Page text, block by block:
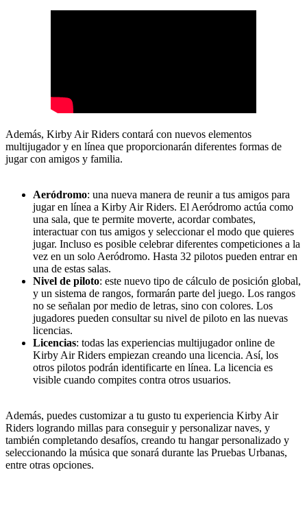
Además, Kirby Air Riders contará con nuevos elementos
multijugador y en línea que proporcionarán diferentes formas de
jugar con amigos y familia.
Aeródromo: una nueva manera de reunir a tus amigos para
jugar en línea a Kirby Air Riders. El Aeródromo actúa como
una sala, que te permite moverte, acordar combates,
interactuar con tus amigos y seleccionar el modo que quieres
jugar. Incluso es posible celebrar diferentes competiciones a la
vez en un solo Aeródromo. Hasta 32 pilotos pueden entrar en
una de estas salas.
Nivel de piloto: este nuevo tipo de cálculo de posición global,
y un sistema de rangos, formarán parte del juego. Los rangos
no se señalan por medio de letras, sino con colores. Los
jugadores pueden consultar su nivel de piloto en las nuevas
licencias.
Licencias: todas las experiencias multijugador online de
Kirby Air Riders empiezan creando una licencia. Así, los
otros pilotos podrán identificarte en línea. La licencia es
visible cuando compites contra otros usuarios.
Además, puedes customizar a tu gusto tu experiencia Kirby Air
Riders logrando millas para conseguir y personalizar naves, y
también completando desafíos, creando tu hangar personalizado y
seleccionando la música que sonará durante las Pruebas Urbanas,
entre otras opciones.